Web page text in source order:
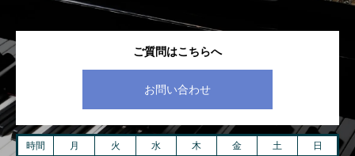
ご質問はこちらへ
お問い合わせ
時間 月 火 水 木 金 土
日